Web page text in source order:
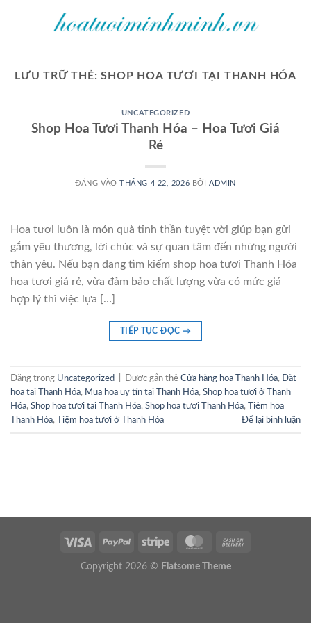
LƯU TRỮ THẺ:SHOP HOA TƯƠI TẠI THANH HÓA
UNCATEGORIZED
Shop Hoa Tươi Thanh Hóa – Hoa Tươi Giá
Rẻ
ĐĂNG VÀOTHÁNG 4 22, 2026 BỞI ADMIN
Hoa tươi luôn là món quà tinh thần tuyệt vời giúp bạn gửi
gắm yêu thương, lời chúc và sự quan tâm đến những người
thân yêu. Nếu bạn đang tìm kiếm shop hoa tươi Thanh Hóa
hoa tươi giá rẻ, vừa đảm bảo chất lượng vừa có mức giá
hợp lý thì việc lựa […]
TIẾP TỤC ĐỌC →
Đăng trong Uncategorized Được gắn thẻ Cửa hàng hoa Thanh Hóa, Đặt
hoa tại Thanh Hóa, Mua hoa uy tín tại Thanh Hóa, Shop hoa tươi ở Thanh
Hóa, Shop hoa tươi tại Thanh Hóa, Shop hoa tươi Thanh Hóa,
Tiệm hoa
Thanh Hóa, Tiệm hoa tươi ở Thanh Hóa Để lại bình luận
Copyright 2026 © Flatsome Theme